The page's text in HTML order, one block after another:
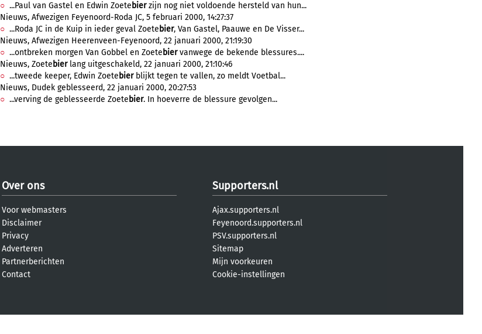
...Paul van Gastel en Edwin Zoete bierzijn nog niet voldoende hersteld van hun...
Nieuws, Afwezigen Feyenoord-Roda JC, 5 februari 2000, 14:27:37
...Roda JC in de Kuip in ieder geval Zoete bier, Van Gastel, Paauwe en De Visser...
Nieuws, Afwezigen Heerenveen-Feyenoord, 22 januari 2000, 21:19:30
...ontbreken morgen Van Gobbel en Zoete biervanwege de bekende blessures....
Nieuws, Zoete bierlang uitgeschakeld, 22 januari 2000, 21:10:46
...tweede keeper, Edwin Zoete bierblijkt tegen te vallen, zo meldt Voetbal...
Nieuws, Dudek geblesseerd, 22 januari 2000, 20:27:53
...verving de geblesseerde Zoete bier. In hoeverre de blessure gevolgen...
Over ons
Voor webmasters
Disclaimer
Privacy
Adverteren
Partnerberichten
Contact
Supporters.nl
Ajax.supporters.nl
Feyenoord.supporters.nl
PSV.supporters.nl
Sitemap
Mijn voorkeuren
Cookie-instellingen